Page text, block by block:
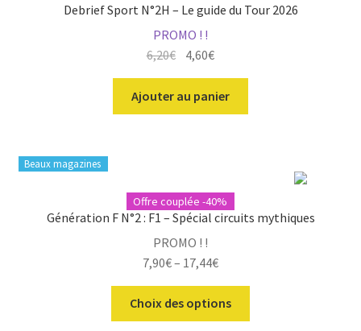
Debrief Sport N°2H – Le guide du Tour 2026
PROMO ! !
6,20€ Le
initial
était :
4,60€Le
actuel
est :
Ajouter au panier
Beaux magazines
Offre couplée -40%
Génération F N°2 : F1 – Spécial circuits mythiques
PROMO ! !
7,90€– 17,44€
Choix des options